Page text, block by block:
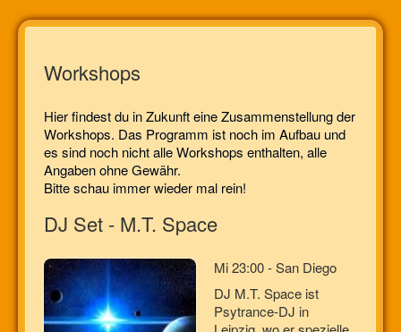
Workshops
Hier findest du in Zukunft eine Zusammenstellung der
Workshops. Das Programm ist noch im Aufbau und
es sind noch nicht alle Workshops enthalten, alle
Angaben ohne Gewähr.
Bitte schau immer wieder mal rein!
DJ Set - M.T. Space
Mi 23:00 - San Diego
DJ M.T. Space ist
Psytrance-DJ in